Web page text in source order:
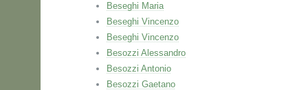
Beseghi Maria
Beseghi Vincenzo
Beseghi Vincenzo
Besozzi Alessandro
Besozzi Antonio
Besozzi Gaetano